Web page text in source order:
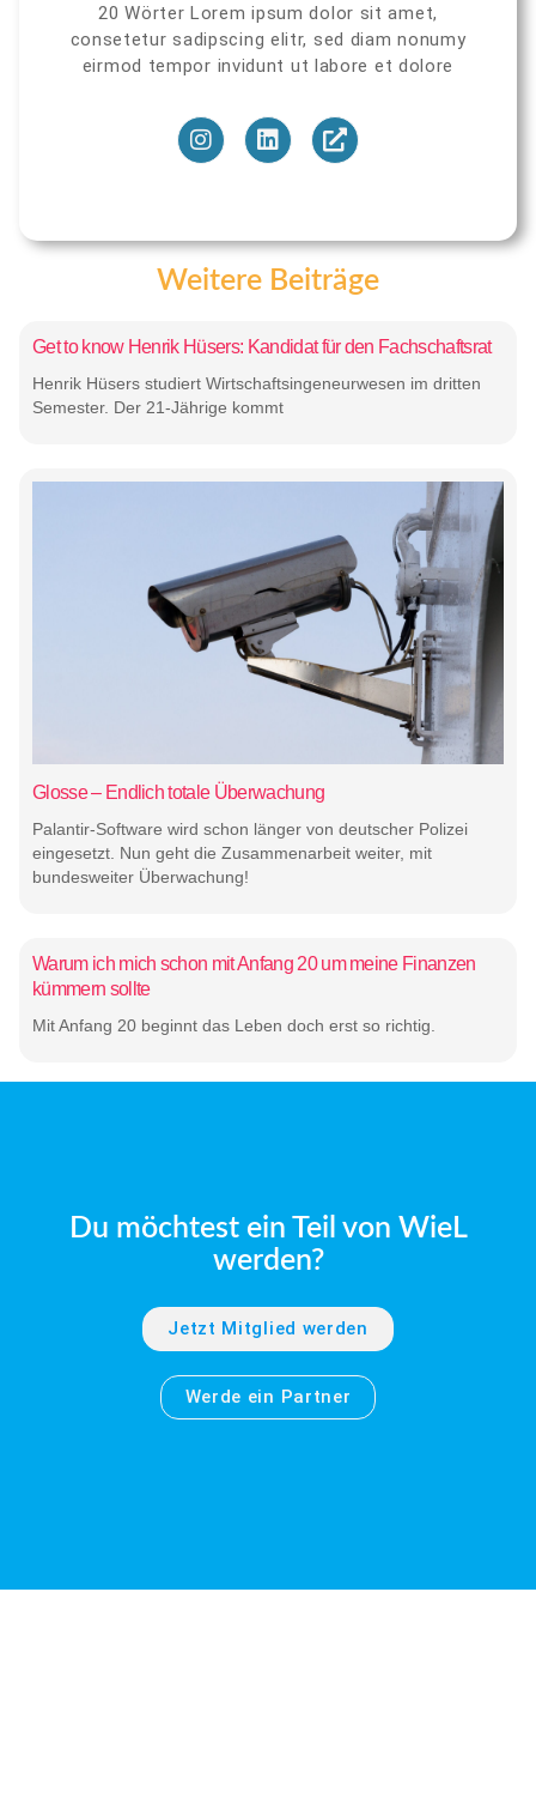
20 Wörter Lorem ipsum dolor sit amet,
consetetur sadipscing elitr, sed diam nonumy
eirmod tempor invidunt ut labore et dolore
Weitere Beiträge
Get to know Henrik Hüsers: Kandidat für den Fachschaftsrat
Henrik Hüsers studiert Wirtschaftsingeneurwesen im dritten
Semester. Der 21-Jährige kommt
Glosse – Endlich totale Überwachung
Palantir-Software wird schon länger von deutscher Polizei
eingesetzt. Nun geht die Zusammenarbeit weiter, mit
bundesweiter Überwachung!
Warum ich mich schon mit Anfang 20 um meine Finanzen
kümmern sollte
Mit Anfang 20 beginnt das Leben doch erst so richtig.
Du möchtest ein Teil von WieL
werden?
Jetzt Mitglied werden
Werde ein Partner